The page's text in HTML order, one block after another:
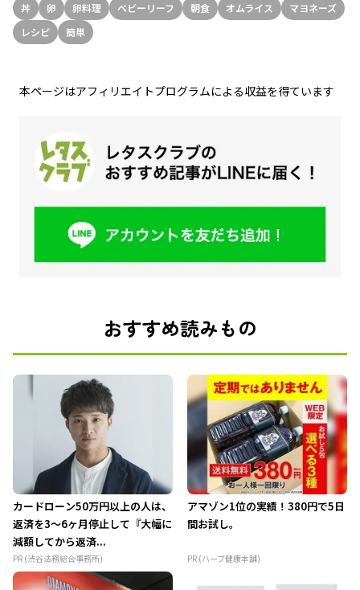
丼
卵 卵料理 ベビーリーフ 朝食 オムライス
マヨネーズ
レシピ
簡単
本ページはアフィリエイトプログラムによる収益を得ています
おすすめ読みもの
カードローン50万円以上の人は、
返済を3～6ヶ月停止して『大幅に
減額してから返済...
PR (渋谷法務総合事務所)
アマゾン1位の実績！380円で5日
間お試し。
PR (ハーブ健康本舗)